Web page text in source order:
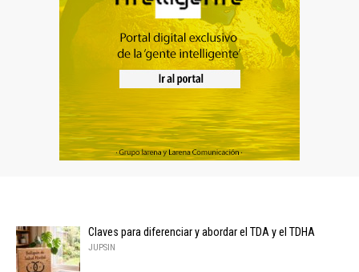
Claves para diferenciar y abordar el TDA y el TDHA
JUPSIN